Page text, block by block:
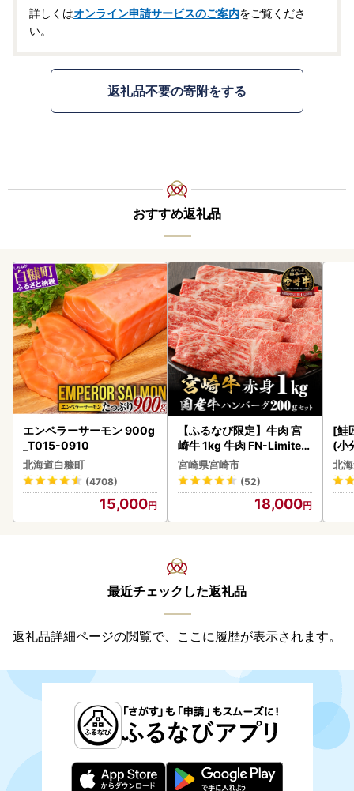
詳しくはオンライン申請サービスのご案内をご覧くださ
い。
返礼品不要の寄附をする
おすすめ返礼品
エンペラーサーモン 900g
_T015-0910
北海道白糠町
(4708)
15,000
【ふるなび限定】牛肉 宮
崎牛 1kg 牛肉 FN-Limited
-VO
宮崎県宮崎市
(52)
18,000
[鮭
(小
5
北
最近チェックした返礼品
返礼品詳細ページの閲覧で、ここに履歴が表示されます。